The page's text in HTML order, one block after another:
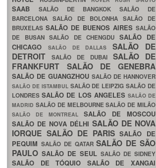
SAAB SALÃO DE BANGKOKSALÃO DE
BARCELONA SALÃO DE BOLONHASALÃO DE
BRUXELAS SALÃO DE BUENOS AIRES SALÃO
DE BUSAN SALÃO DE CHENGDU SALÃO DE
CHICAGO
SALÃO DE DALLASSALÃO DE
DETROIT
SALÃO DE DUBAI SALÃO DE
FRANKFURT SALÃO DE GENEBRA
SALÃO DE GUANGZHOU SALÃO DE HANNOVER
SALÃO DE ISTAMBUL SALÃO DE LEIPZIGSALÃO DE
LONDRESSALÃO DE LOS ANGELES SALÃO DE
MADRID SALÃO DE MELBOURNESALÃO DE MILÃO
SALÃO DE MONTREAL SALÃO DE MOSCOU
SALÃO DE NOVA DÉLHI SALÃO DE NOVA
IORQUE SALÃO DE PARISSALÃO DE
PEQUIM SALÃO DE QATARSALÃO DE SÃO
PAULO SALÃO DE SEUL SALÃO DE SIDNEY
SALÃO DE TÓQUIO SALÃO DE XANGAI